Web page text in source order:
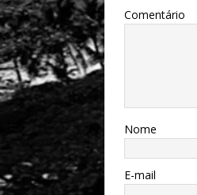
Comentário
Nome
E-mail